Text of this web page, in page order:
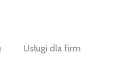
Usługi dla firm